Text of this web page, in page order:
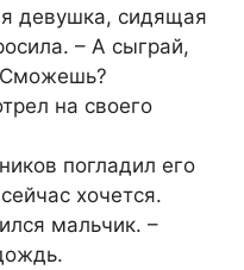
девушка, сидящая
– А сыграй,
на своего
погладил его
хочется.
мальчик. –